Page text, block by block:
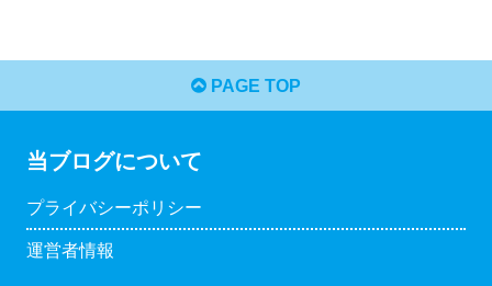
PAGE TOP
当ブログについて
プライバシーポリシー
運営者情報